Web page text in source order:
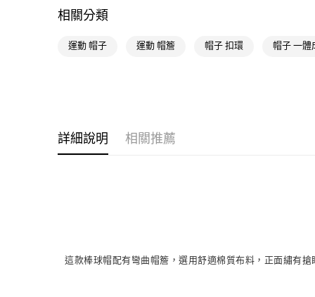
相關分類
運動 帽子 運動 帽簷 帽子 扣環 帽子 一體
詳細說明 相關推薦
這款棒球帽配有彎曲帽簷，選用舒適棉質布料，正面繡有